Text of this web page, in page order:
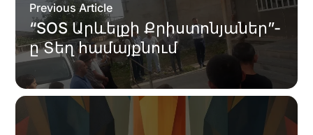
Previous Article
“SOS Արևելքի Քրիստոնյաներ”-
ը Տեղ համայքնում